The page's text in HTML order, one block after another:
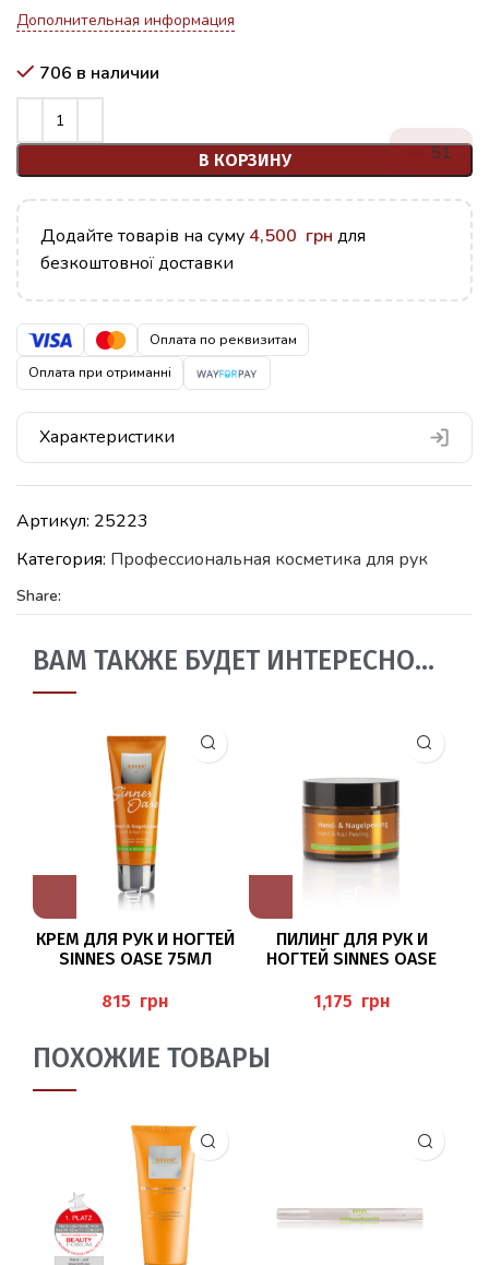
Дополнительная информация
706 в наличии
В КОРЗИНУ 51
Додайте товарів на суму 4,500 грн для
безкоштовної доставки
Оплата по реквизитам
Оплата при отриманні
Характеристики
Артикул: 25223
Категория: Профессиональная косметика для рук
Share:
ВАМ ТАКЖЕ БУДЕТ ИНТЕРЕСНО…
КРЕМ ДЛЯ РУК И НОГТЕЙ
SINNES OASE 75МЛ
грн
ПИЛИНГ ДЛЯ РУК И
НОГТЕЙ SINNES OASE
грн
ПОХОЖИЕ ТОВАРЫ